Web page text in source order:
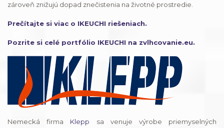
zároveň znižujú dopad znečistenia na životné prostredie.
Prečítajte si viac o IKEUCHI riešeniach.
Pozrite si celé portfólio IKEUCHI na zvlhcovanie.eu.
Nemecká firma Klepp sa venuje výrobe priemyselných